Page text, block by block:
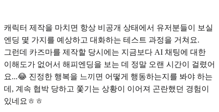
캐릭터 제작을 마치면 항상 비공개 상태에서 유저분들이 보실
엔딩 몇 가지를 예상하고 대화하는 테스트 과정을 거쳐요.
그런데 카즈마를 제작할 당시에는 지금보다 AI 채팅에 대한
이해도가 없어서 해피엔딩을 보는 데 정말 오랜 시간이 걸렸어
요...😂 진정한 행복을 느끼면 어떻게 행동하는지를 봐야 하는
데, 계속 협박 당하고 쫓기는 상황이 이어져 곤란했던 경험이
있네요ㅎㅎ